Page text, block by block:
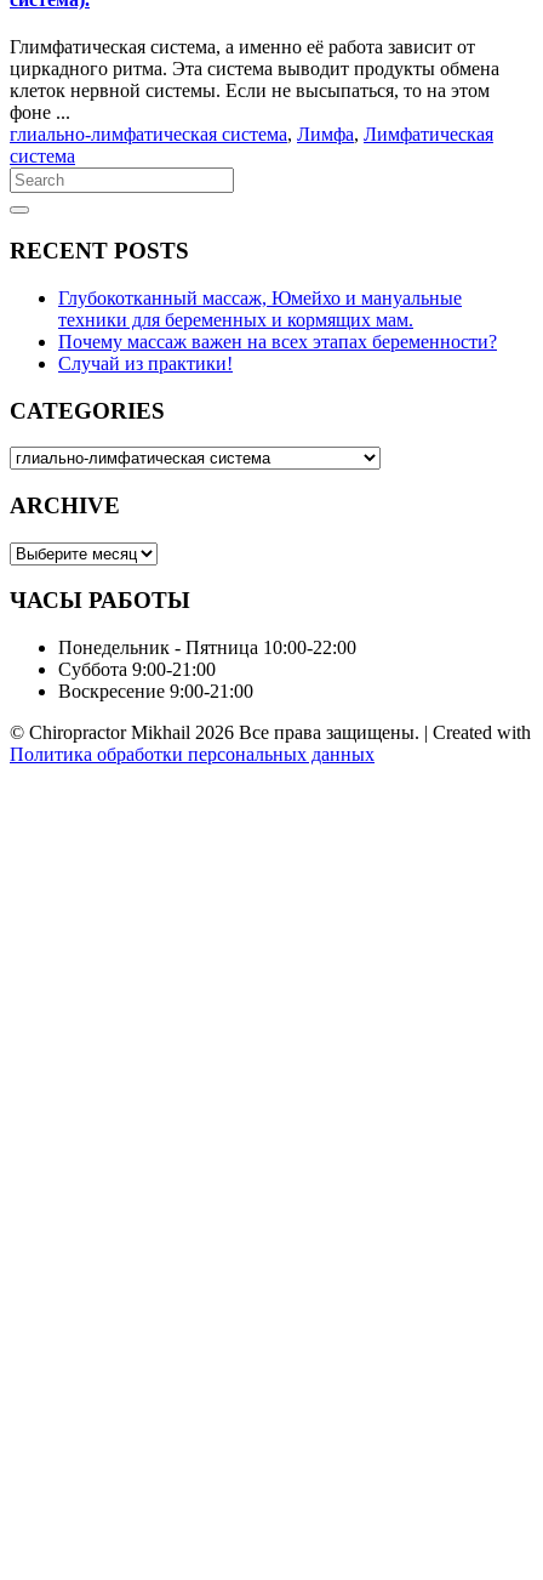
Глимфатическая система, а именно её работа зависит от
циркадного ритма. Эта система выводит продукты обмена
клеток нервной системы. Если не высыпаться, то на этом
фоне ...
глиально-лимфатическая система, Лимфа, Лимфатическая
система
Search
for:
Search
RECENT POSTS
Глубокотканный массаж, Юмейхо и мануальные
техники для беременных и кормящих мам.
Почему массаж важен на всех этапах беременности?
Случай из практики!
CATEGORIES
CATEGORIES
ARCHIVE
ARCHIVE
ЧАСЫ РАБОТЫ
Понедельник - Пятница 10:00-22:00
Суббота 9:00-21:00
Воскресение 9:00-21:00
© Chiropractor Mikhail 2026 Все права защищены. | Created with
Политика обработки персональных данных